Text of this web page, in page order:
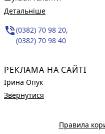
Детальніше
phone_in_talk(0382) 70 98 20,
(0382) 70 98 40
РЕКЛАМА НА САЙТІ
Ірина Опук
Звернутися
Правила